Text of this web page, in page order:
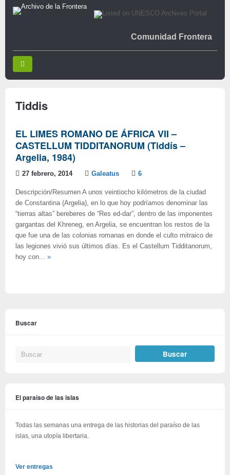
Comunidad Frontera
Tiddis
EL LIMES ROMANO DE ÁFRICA VII –
CASTELLUM TIDDITANORUM (Tiddís –
Argelia, 1984)
27 febrero, 2014 Galeatus 6
Descripción/Resumen A unos veintiocho kilómetros de la ciudad
de Constantina (Argelia), en lo que hoy podríamos denominar las
“tierras altas” bereberes de “Res ed-dar”, dentro de las imponentes
gargantas del Khreneg, en Argelia, se encuentran los restos de la
que fue una de las colonias romanas en donde el culto mitraico de
las legiones vivió sus últimos días. Es el Castellum Tidditanorum,
hoy con... »
Buscar
El paraíso de las islas
Todas las semanas una entrega de las historias del paraíso de las
islas, una utopía libertaria.
Ver entregas